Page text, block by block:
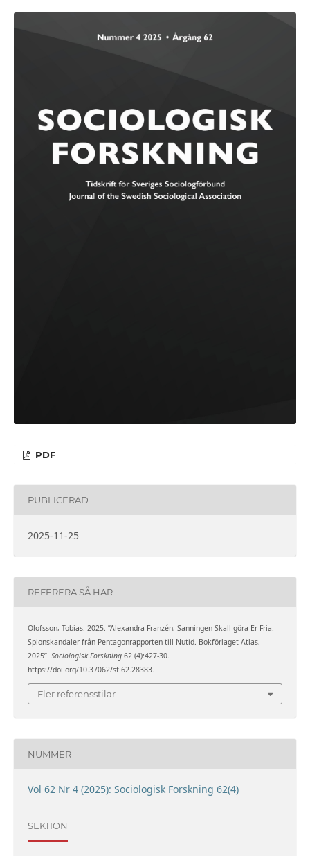
PDF
PUBLICERAD
2025-11-25
REFERERA SÅ HÄR
Olofsson, Tobias. 2025. ”Alexandra Franzén, Sanningen Skall göra Er Fria.
Spionskandaler från Pentagonrapporten till Nutid. Bokförlaget Atlas,
2025”. Sociologisk Forskning62 (4):427-30.
https://doi.org/10.37062/sf.62.28383.
Fler referensstilar
NUMMER
Vol 62 Nr 4 (2025): Sociologisk Forskning 62(4)
SEKTION